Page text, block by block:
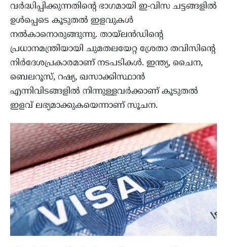
വര്‍ദ്ധിപ്പിക്കുന്നതിന്റെ ഭാഗമായി ഇ-വിസ ചട്ടങ്ങളില്‍
ഉള്‍പ്പെടെ കൂടുതല്‍ ഇളവുകള്‍
നല്‍കാനൊരുങ്ങുന്നു. തായ്‌ലന്‍ഡിന്റെ
പ്രധാനമന്ത്രിയായി ചുമതലയേറ്റ ശ്രേതാ തവിസിന്റെ
നിര്‍ദേശപ്രകാരമാണ് നടപടികള്‍. ഇന്ത്യ, ചൈന,
ബെലറൂസ്, റഷ്യ, ഖസാക്കിസ്ഥാന്‍
എന്നിവിടങ്ങളില്‍ നിന്നുള്ളവര്‍ക്കാണ് കൂടുതല്‍
ഇളവ് ലഭ്യമാക്കുകയെന്നാണ് സൂചന.